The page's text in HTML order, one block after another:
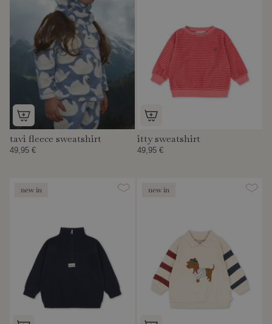
tavi fleece sweatshirt
49,95 €
itty sweatshirt
49,95 €
new in new in